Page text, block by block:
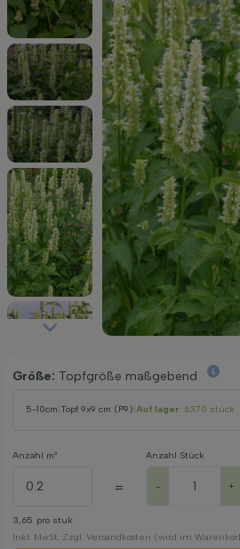
Größe: Topfgröße maßgebend
5-10cm Topf 9x9 cm (P9) Auf lager: 6370 stück
Anzahl m²
=
Anzahl Stück
- +
3,65 pro stuk
Inkl. MwSt. Zzgl. Versandkosten (wird im